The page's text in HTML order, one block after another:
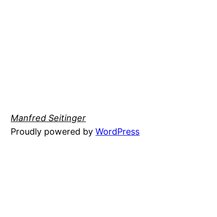
Manfred Seitinger
Proudly powered byWordPress